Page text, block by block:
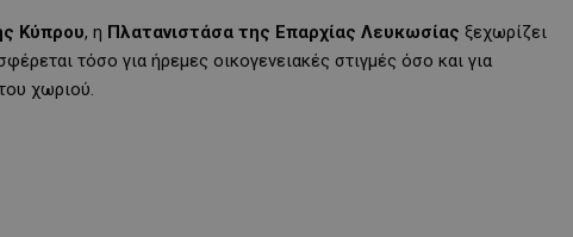
Κύπρου, η Πλατανιστάσα της Επαρχίας Λευκωσίας ξεχωρίζει
τόσο για ήρεμες οικογενειακές στιγμές όσο και για
χωριού.